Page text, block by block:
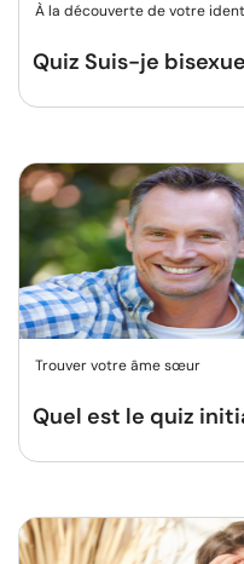
À la découverte de votre
Quiz Suis-je
Trouver votre âme sœur
Quel est le quiz